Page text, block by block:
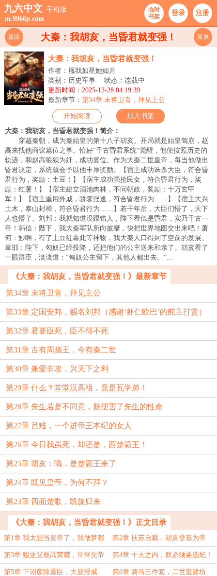
九六中文 手机版
m.9966p.com
临时
书架
登录 注册
大秦：我胡亥，当昏君就变强！
返回 菜单
大秦：我胡亥，当昏君就变强！
作者：愿我如星她如月
类别：历史军事
状态：连载中
更新时间：2025-12-28 04:19:39
最新章节： 第34章 末将卫青，拜见主公
开始阅读 加入书架
大秦：我胡亥，当昏君就变强！简介：
穿越秦朝，成为秦始皇的第十八子胡亥。开局就是始皇驾崩，赵
高来找他商议篡位之事。恰好“千古昏君系统”觉醒，他便按照历史的
轨迹，和赵高狼狈为奸，成功篡位。作为大秦二世皇帝，每当他做出
昏君决定，系统就会予以他丰厚奖励。【宿主成功诛杀大臣，符合昏
君行为，奖励：土豆！】【宿主成功强抢民女，符合昏君行为，奖
励：红薯！】【宿主建立酒池肉林，不问朝政，奖励：十万玄甲
军！】【宿主重用外戚，骄奢淫逸，符合昏君行为……】【宿主大兴
土木，泰山封禅，符合昏君行为……】若干年后，大臣们懵了，天下
人也懵了。刘邦：我就知道没跟错人，陛下看似是昏君，实乃千古一
帝！韩信：陛下，我大秦军队所向披靡，快把世界地图交出来吧！萧
何：妙啊，有了土豆红薯此等神物，我大秦人口得到了空前的发展。
章邯：陛下，匈奴已经投降，还把他们的公主送来和亲了。胡亥看了
一眼群臣，淡淡道：“匈奴公主留下，其他人都出去。”...
《大秦：我胡亥，当昏君就变强！》最新章节
第34章 末将卫青，拜见主公
第33章 定国安邦，赐名刘邦（感谢‘虾仁欧巴’的舵主打赏）
第32章 君要臣死，臣不得不死
第31章 古有周幽王，今有秦二世
第30章 兼爱非攻，兴天下之利
第29章 什么？堂堂汉高祖，竟是瓦学弟！
第28章 先生若是不同意，朕便害了先生的性命
第27章 吕雉，一个进帝王本纪的女人
第26章 今日我虽死，却还是，西楚霸王！
第25章 胡亥：哦，是楚霸王来了
第24章 既见皇帝，为何不拜？
第23章 四面楚歌，凯旋归来
《大秦：我胡亥，当昏君就变强！》正文目录
第1章 我太想当皇帝了，我做梦都
想！
第2章 扶苏自裁，胡亥登基为帝
第3章 赐亚父最高荣耀，常伴先帝
左右
第4章 十天之内，朕必须要选妃！
第5章 下诏废除重臣，大显淫威 第6章 骑马三件套，二世逛赌坊